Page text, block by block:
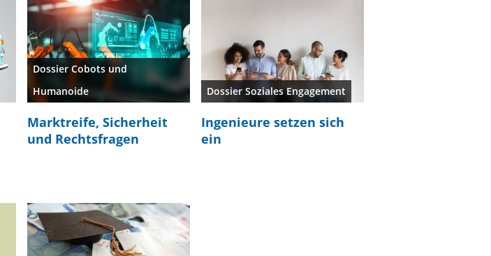
Dossier Cobots und
Humanoide
Marktreife, Sicherheit
und Rechtsfragen
Dossier Soziales Engagement
Ingenieure setzen sich
ein